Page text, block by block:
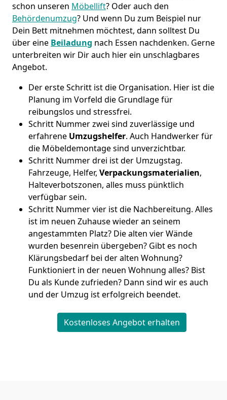
schon unseren Möbellift? Oder auch den
Behördenumzug? Und wenn Du zum Beispiel nur
Dein Bett mitnehmen möchtest, dann solltest Du
über eine Beiladung nach Essen nachdenken. Gerne
unterbreiten wir Dir auch hier ein unschlagbares
Angebot.
Der erste Schritt ist die Organisation. Hier ist die
Planung im Vorfeld die Grundlage für
reibungslos und stressfrei.
Schritt Nummer zwei sind zuverlässige und
erfahrene Umzugshelfer. Auch Handwerker für
die Möbeldemontage sind unverzichtbar.
Schritt Nummer drei ist der Umzugstag.
Fahrzeuge, Helfer, Verpackungsmaterialien,
Halteverbotszonen, alles muss pünktlich
verfügbar sein.
Schritt Nummer vier ist die Nachbereitung. Alles
ist im neuen Zuhause wieder an seinem
angestammten Platz? Die alten vier Wände
wurden besenrein übergeben? Gibt es noch
Klärungsbedarf bei der alten Wohnung?
Funktioniert in der neuen Wohnung alles? Bist
Du als Kunde zufrieden? Dann sind wir es auch
und der Umzug ist erfolgreich beendet.
Kostenloses Angebot erhalten